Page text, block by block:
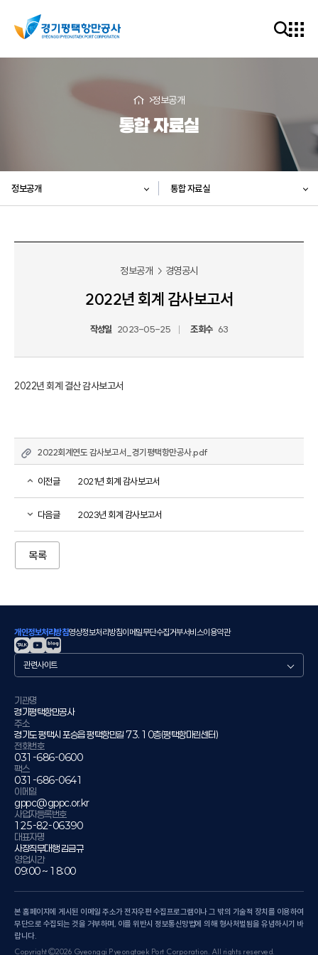
정보공개
통합 자료실
정보공개 통합 자료실
정보공개 경영공시
2022년 회계 감사보고서
작성일 2023-05-25 조회수 63
2022년 회계 결산 감사보고서
2022회계연도 감사보고서_경기평택항만공사.pdf
이전글 2021년 회계 감사보고서
다음글 2023년 회계 감사보고서
목록
개인정보처리방침영상정보처리방침이메일무단수집거부서비스이용약관
관
련
이
트
기관명
경기평택항만공사
주소
경기도 평택시 포승읍 평택항만길 73. 10층(평택항마린센터)
전화번호
031-686-0600
팩스
031-686-0641
이메일
gppc@gppc.or.kr
사업자등록번호
125-82-06390
대표자명
사장직무대행 김금규
영업시간
09:00 ~ 18:00
본 홈페이지에 게시된 이메일 주소가 전자우편 수집프로그램이나 그 밖의 기술적 장치를 이용하여
무단으로 수집되는 것을 거부하며, 이를 위반시 정보통신망법에 의해 형사처벌됨을 유념하시기 바
랍니다.
Copyright©2026 Gyeonggi Pyeongtaek Port Corporation. All rights reserved.